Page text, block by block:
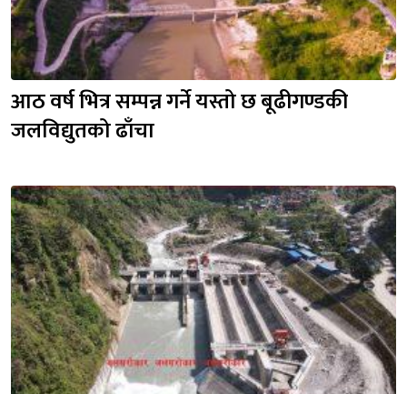
आठ वर्ष भित्र सम्पन्न गर्ने यस्तो छ बूढीगण्डकी
जलविद्युतको ढाँचा